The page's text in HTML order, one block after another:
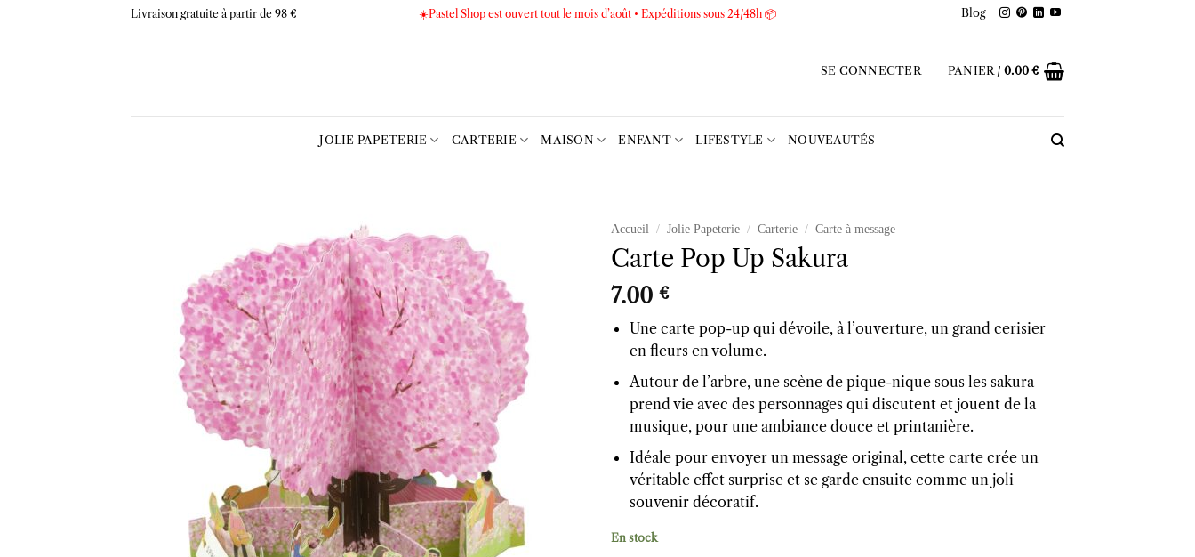
Livraison gratuite à partir de 98 € ☀️Pastel Shop est ouvert tout le mois d’août • Expéditions sous 24/48h 📦 Blog
SE CONNECTER PANIER /0.00€
JOLIE PAPETERIE CARTERIE MAISON ENFANT LIFESTYLE NOUVEAUTÉS
d’envies
Accueil / Jolie Papeterie / Carterie / Carte à message
Carte Pop Up Sakura
7.00 €
Une carte pop-up qui dévoile, à l’ouverture, un grand cerisier
en fleurs en volume.
Autour de l’arbre, une scène de pique-nique sous les sakura
prend vie avec des personnages qui discutent et jouent de la
musique, pour une ambiance douce et printanière.
Idéale pour envoyer un message original, cette carte crée un
véritable effet surprise et se garde ensuite comme un joli
souvenir décoratif.
En stock